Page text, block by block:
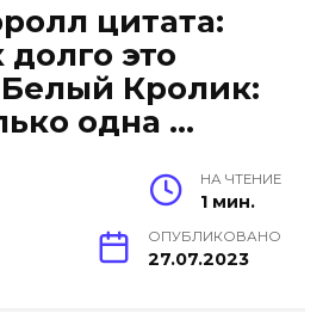
цитата:
это
Белый Кролик:
одна …
НА ЧТЕНИЕ
1 мин.
ОПУБЛИКОВАНО
27.07.2023